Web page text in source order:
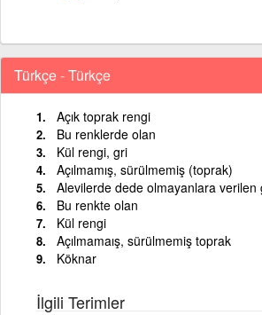
Türkçe - Türkçe
Açık toprak rengi
Bu renklerde olan
Kül rengi, gri
Açılmamış, sürülmemiş (toprak)
Alevilerde dede olmayanlara verilen
Bu renkte olan
Kül rengi
Açılmamaış, sürülmemiş toprak
Köknar
İlgili Terimler